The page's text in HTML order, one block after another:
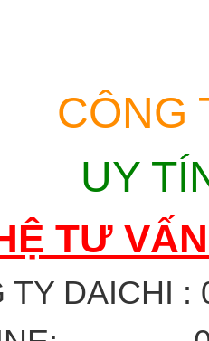
CÔNG
UY
TƯ
TY DAICHI